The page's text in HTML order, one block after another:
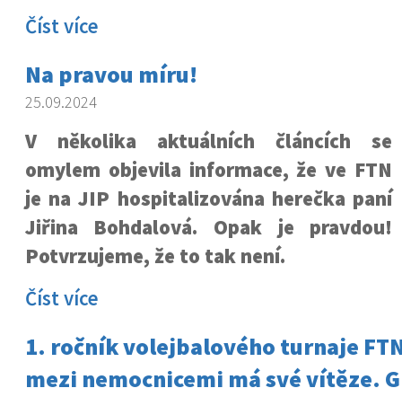
Číst více
Na pravou míru!
25.09.2024
V několika aktuálních článcích se
omylem objevila informace, že ve FTN
je na JIP hospitalizována herečka paní
Jiřina Bohdalová. Opak je pravdou!
Potvrzujeme, že to tak není.
Číst více
1. ročník volejbalového turnaje FTN
mezi nemocnicemi má své vítěze.